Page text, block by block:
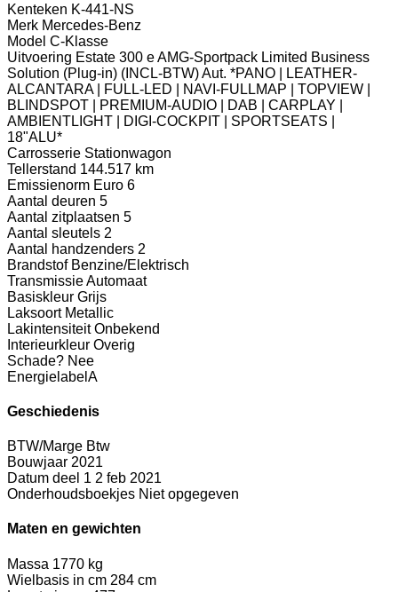
Kenteken K-441-NS
Merk Mercedes-Benz
Model C-Klasse
Uitvoering Estate 300 e AMG-Sportpack Limited Business
Solution (Plug-in) (INCL-BTW) Aut. *PANO | LEATHER-
ALCANTARA | FULL-LED | NAVI-FULLMAP | TOPVIEW |
BLINDSPOT | PREMIUM-AUDIO | DAB | CARPLAY |
AMBIENTLIGHT | DIGI-COCKPIT | SPORTSEATS |
18"ALU*
Carrosserie Stationwagon
Tellerstand 144.517 km
Emissienorm Euro 6
Aantal deuren 5
Aantal zitplaatsen 5
Aantal sleutels 2
Aantal handzenders 2
Brandstof Benzine/Elektrisch
TransmissieAutomaat
Basiskleur Grijs
Laksoort Metallic
Lakintensiteit Onbekend
Interieurkleur Overig
Schade? Nee
Energielabel A
Geschiedenis
BTW/Marge Btw
Bouwjaar 2021
Datum deel 1 2 feb 2021
Onderhoudsboekjes Niet opgegeven
Maten en gewichten
Massa 1770 kg
Wielbasis in cm 284 cm